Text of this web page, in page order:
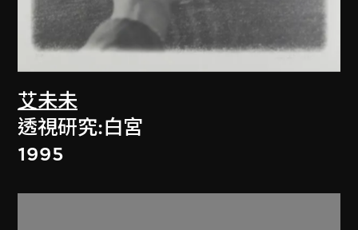
艾未未
透視研究:白宮
1995